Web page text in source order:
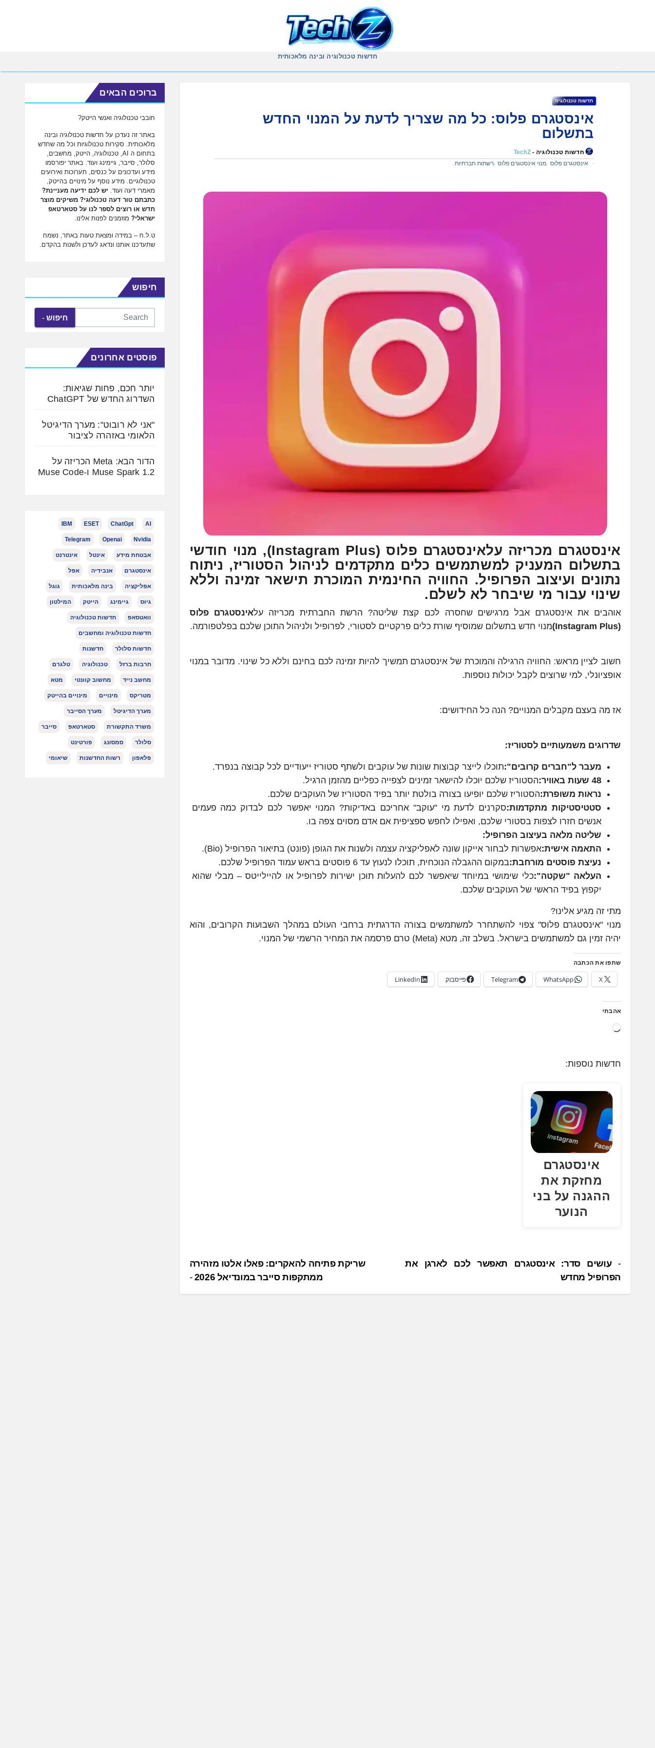
חדשות טכנולוגיה ובינה מלאכותית
חדשות טכנולוגיה
אינסטגרם פלוס: כל מה שצריך לדעת על המנוי החדש
בתשלום
חדשות טכנולוגיה -TechZ
אינסטגרם פלוס ,מנוי אינסטגרם פלוס ,רשתות חברתיות
אינסטגרם מכריזה עלאינסטגרם פלוס (Instagram Plus)
, מנוי חודשי
בתשלום המעניק למשתמשים כלים מתקדמים לניהול הסטוריז, ניתוח
נתונים ועיצוב הפרופיל. החוויה החינמית המוכרת תישאר זמינה וללא
שינוי עבור מי שיבחר לא לשלם.
אוהבים את אינסטגרם אבל מרגישים שחסרה לכם קצת שליטה? הרשת החברתית מכריזה עלאינסטגרם פלוס
(Instagram Plus)
מנוי חדש בתשלום שמוסיף שורת כלים פרקטיים לסטורי, לפרופיל ולניהול התוכן שלכם בפלטפורמה.
חשוב לציין מראש: החוויה הרגילה והמוכרת של אינסטגרם תמשיך להיות זמינה לכם בחינם וללא כל שינוי. מדובר במנוי
אופציונלי, למי שרוצים לקבל יכולות נוספות.
אז מה בעצם מקבלים המנויים? הנה כל החידושים:
שדרוגים משמעותיים לסטוריז:
מעבר ל"חברים קרובים":תוכלו לייצר קבוצות שונות של עוקבים ולשתף סטוריז ייעודיים לכל קבוצה בנפרד.
48 שעות באוויר:
הסטוריז שלכם יוכלו להישאר זמינים לצפייה כפליים מהזמן הרגיל.
נראות משופרת:הסטוריז שלכם יופיעו בצורה בולטת יותר בפיד הסטוריז של העוקבים שלכם.
סטטיסטיקות מתקדמות:סקרנים לדעת מי "עוקב" אחריכם באדיקות? המנוי יאפשר לכם לבדוק כמה פעמים
אנשים חזרו לצפות בסטורי שלכם, ואפילו לחפש ספציפית אם אדם מסוים צפה בו.
שליטה מלאה בעיצוב הפרופיל:
התאמה אישית:אפשרות לבחור אייקון שונה לאפליקציה עצמה ולשנות את הגופן (פונט) בתיאור הפרופיל (Bio).
נעיצת פוסטים מורחבת:במקום ההגבלה הנוכחית, תוכלו לנעוץ עד 6 פוסטים בראש עמוד הפרופיל שלכם.
העלאה "שקטה":כלי שימושי במיוחד שיאפשר לכם להעלות תוכן ישירות לפרופיל או להיילייטס – מבלי שהוא
יקפוץ בפיד הראשי של העוקבים שלכם.
מתי זה מגיע אלינו?
מנוי "אינסטגרם פלוס" צפוי להשתחרר למשתמשים בצורה הדרגתית ברחבי העולם במהלך השבועות הקרובים, והוא
יהיה זמין גם למשתמשים בישראל. בשלב זה, מטא (Meta) טרם פרסמה את המחיר הרשמי של המנוי.
שתפו את הכתבה
X
WhatsApp
Telegram פייסבוק LinkedIn
אהבתי
ט
.
.
חדשות נוספות:
אינסטגרם
מחזקת את
ההגנה על בני
הנוער
נ
י
ו
שריקת פתיחה להאקרים: פאלו אלטו מזהירה
ממתקפות סייבר במונדיאל 2026
עושים סדר: אינסטגרם תאפשר לכם לארגן את
הפרופיל מחדש
ברוכים הבאים
חובבי טכנולוגיה ואנשי הייטק?
באתר זה נעדכן על חדשות טכנולוגיה ובינה
מלאכותית. סקירות טכנולוגיות וכל מה שחדש
בתחום ה AI, טכנולוגיה, הייטק, מחשבים,
סלולר, סייבר, גיימינג ועוד. באתר יפורסמו
מידע ועדכונים על כנסים, תערוכות ואירועים
טכנולוגיים. מידע נוסף על מינויים בהייטק,
מאמרי דעה ועוד. יש לכם ידיעה מעניינת?
כתבתם טור דעה טכנולוגי? משיקים מוצר
חדש או רוצים לספר לנו על סטארטאפ
ישראלי? מוזמנים לפנות אלינו.
ט.ל.ח – במידה ומצאת טעות באתר, נשמח
שתעדכנו אותנו ונדאג לעדכן ולשנות בהקדם.
חיפוש
חיפוש
פוסטים אחרונים
יותר חכם, פחות שגיאות:
השדרוג החדש של ChatGPT
"אני לא רובוט": מערך הדיגיטל
הלאומי באזהרה לציבור
הדור הבא: Meta הכריזה על
Muse Spark 1.2 ו-Muse Code
AI
ChatGpt
ESET
IBM
Nvidia
Openai
Telegram
אבטחת מידע אינטל אינטרנט
אינסטגרם אנבידיה אפל
אפליקציה בינה מלאכותית גוגל
גיוס גיימינג הייטק המילטון
וואטסאפ חדשות טכנולוגיה
חדשות טכנולוגיה ומחשבים
חדשות סלולר חדשנות
חרבות ברזל טכנולוגיה טלגרם
מחשב נייד מחשוב קוונטי מטא
מטריקס מינויים מינויים בהייטק
מערך הדיגיטל מערך הסייבר
משרד התקשורת סטארטאפ סייבר
סלולר סמסונג פורטינט
פלאפון רשות החדשנות שיאומי